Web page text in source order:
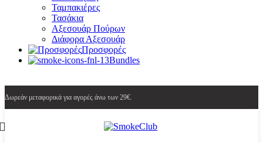
Ταμπακιέρες
Τασάκια
Αξεσουάρ Πούρων
Διάφορα Αξεσουάρ
Προσφορές
Bundles
Δωρεάν μεταφορικά για αγορές άνω των 29€.